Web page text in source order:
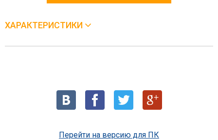
ХАРАКТЕРИСТИКИ
Перейти на версию для ПК